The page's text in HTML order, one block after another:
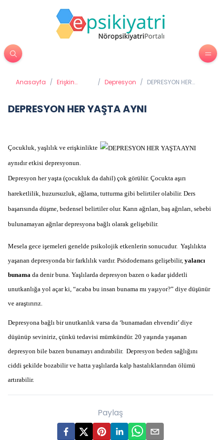
Anasayfa / Erişkin
/ Depresyon / DEPRESYON HER
DEPRESYON HER YAŞTA AYNI
Çocukluk, yaşlılık ve erişkinlikte
aynıdır etkisi depresyonun.
Depresyon her yaşta (çocukluk da dahil) çok görülür. Çocukta aşırı
hareketlilik, huzursuzluk, ağlama, tutturma gibi belirtiler olabilir. Ders
başarısında düşme, bedensel belirtiler olur. Karın ağrıları, baş ağrıları, sebebi
bulunamayan ağrılar depresyona bağlı olarak gelişebilir.
Mesela gece işemeleri genelde psikolojik etkenlerin sonucudur. Yaşlılıkta
yaşanan depresyonda bir farklılık vardır. Psödodemans gelişebilir, yalancı
bunama da denir buna. Yaşlılarda depresyon bazen o kadar şiddetli
unutkanlığa yol açar ki, “acaba bu insan bunama mı yaşıyor?” diye düşünür
ve araştırırız.
Depresyona bağlı bir unutkanlık varsa da ‘bunamadan ehvendir’ diye
düşünüp seviniriz, çünkü tedavisi mümkündür. 20 yaşında yaşanan
depresyon bile bazen bunamayı andırabilir. Depresyon beden sağlığını
ciddi şekilde bozabilir ve hatta yaşlılarda kalp hastalıklarından ölümü
artırabilir.
Paylaş